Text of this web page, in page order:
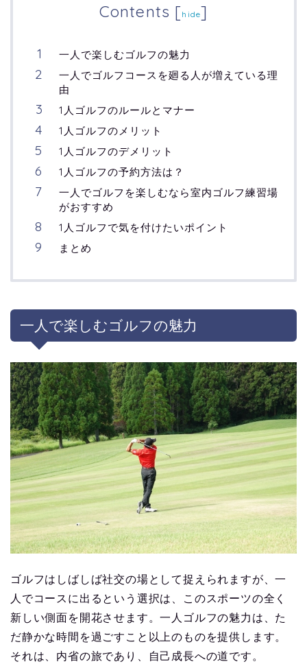
Contents [hide]
一人で楽しむゴルフの魅力
一人でゴルフコースを廻る人が増えている理
由
1人ゴルフのルールとマナー
1人ゴルフのメリット
1人ゴルフのデメリット
1人ゴルフの予約方法は？
一人でゴルフを楽しむなら室内ゴルフ練習場
がおすすめ
1人ゴルフで気を付けたいポイント
まとめ
一人で楽しむゴルフの魅力
ゴルフはしばしば社交の場として捉えられますが、一
人でコースに出るという選択は、このスポーツの全く
新しい側面を開花させます。一人ゴルフの魅力は、た
だ静かな時間を過ごすこと以上のものを提供します。
それは、内省の旅であり、自己成長への道です。